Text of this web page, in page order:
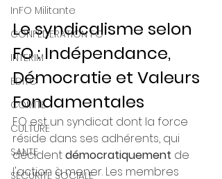
InFO Militante
CONFEDERATION FO
INTERIM
EDITO
COMITE
CULTURE
SANTE
SECURITE SOCIALE
Le syndicalisme selon
FO : Indépendance,
Démocratie et Valeurs
Fondamentales
FO est un syndicat dont la force
réside dans ses adhérents, qui
décident démocratiquement de
l'action à mener. Les membres